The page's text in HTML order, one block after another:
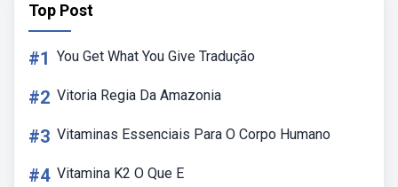
Top Post
#1 You Get What You Give Tradução
#2 Vitoria Regia Da Amazonia
#3 Vitaminas Essenciais Para O Corpo Humano
#4 Vitamina K2 O Que E